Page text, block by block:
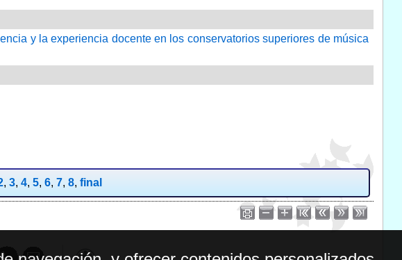
y la experiencia docente en los conservatorios superiores de música
, 3, 4, 5, 6, 7, 8, final